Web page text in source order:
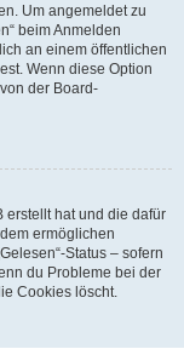
Um angemeldet zu
beim Anmelden
an einem öffentlichen
Wenn diese Option
der Board-
erstellt hat und die dafür
ermöglichen
Status – sofern
du Probleme bei der
Cookies löscht.